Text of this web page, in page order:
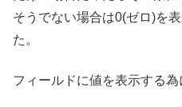
そうでない場合は0(ゼロ)を
た。
フィールドに値を表示する為